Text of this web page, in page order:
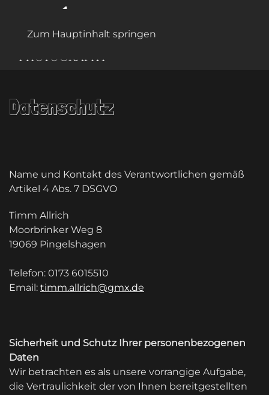
Zum Hauptinhalt springen
Datenschutz
Name und Kontakt des Verantwortlichen gemäß
Artikel 4 Abs. 7 DSGVO
Timm Allrich
Moorbrinker Weg 8
19069 Pingelshagen
Telefon: 0173 6015510
Email: timm.allrich@gmx.de
Sicherheit und Schutz Ihrer personenbezogenen
Daten
Wir betrachten es als unsere vorrangige Aufgabe,
die Vertraulichkeit der von Ihnen bereitgestellten